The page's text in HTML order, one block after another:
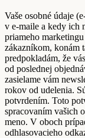
Vaše osobné údaje
v e-maile a kedy ich
priameho
zákazníkom, konám
predpokladám, že
od poslednej
zasielame vám
rokov od udelenia.
potvrdením. Toto
spracovaním vašich
meno. V oboch
odhlasovacieho